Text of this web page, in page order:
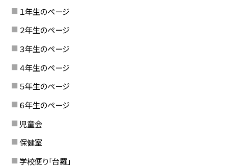
１年生のページ
２年生のページ
３年生のページ
４年生のページ
５年生のページ
６年生のページ
児童会
保健室
学校便り「台羅」